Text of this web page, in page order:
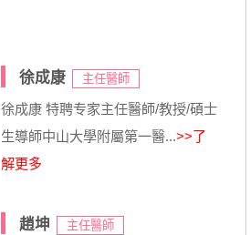
徐成康 主任醫師
徐成康 特聘专家主任醫師/教授/碩士
生導師中山大學附屬第一醫...>>了
解更多
趙坤 主任醫師